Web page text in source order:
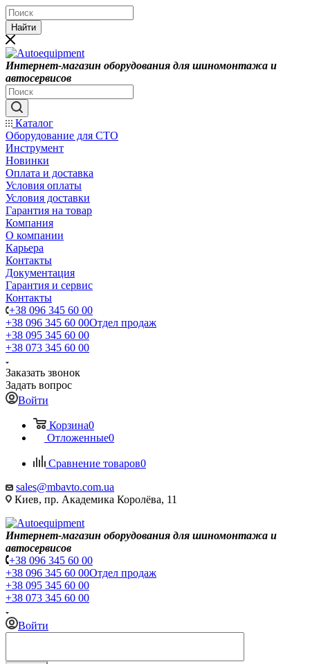
Найти
Интернет-магазин оборудования для шиномонтажа и
автосервисов
Каталог
Оборудование для СТО
Инструмент
Новинки
Оплата и доставка
Условия оплаты
Условия доставки
Гарантия на товар
Компания
О компании
Карьера
Контакты
Документация
Гарантия и сервис
Контакты
+38 096 345 60 00
+38 096 345 60 00Отдел продаж
+38 095 345 60 00
+38 073 345 60 00
Заказать звонок
Задать вопрос
Войти
Корзина0
Отложенные0
Сравнение товаров0
sales@mbavto.com.ua
Киев, пр. Академика Королёва, 11
Интернет-магазин оборудования для шиномонтажа и
автосервисов
+38 096 345 60 00
+38 096 345 60 00Отдел продаж
+38 095 345 60 00
+38 073 345 60 00
Войти